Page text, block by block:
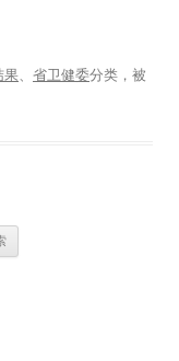
果、 省卫健委分类，被